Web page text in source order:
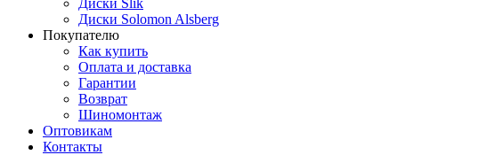
Диски Slik
Диски Solomon Alsberg
Покупателю
Как купить
Оплата и доставка
Гарантии
Возврат
Шиномонтаж
Оптовикам
Контакты